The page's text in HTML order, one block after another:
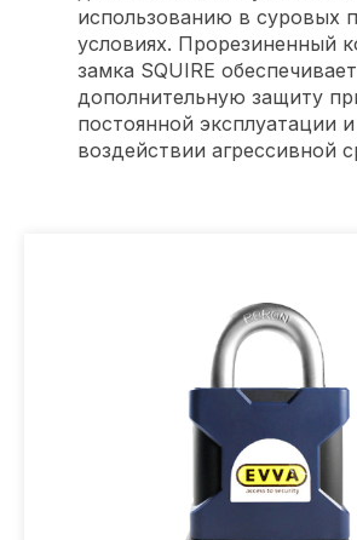
использованию в суровых
условиях. Прорезиненный
замка SQUIRE обеспечивает
дополнительную защиту
постоянной эксплуатации
воздействии агрессивной